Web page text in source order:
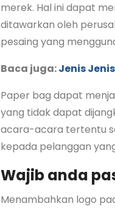
merek. Hal ini dapat
ditawarkan oleh
pesaing yang
Baca juga:Jenis
Paper bag dapat
yang tidak dapat
acara-acara tertentu
kepada pelanggan
Wajib anda
Menambahkan logo